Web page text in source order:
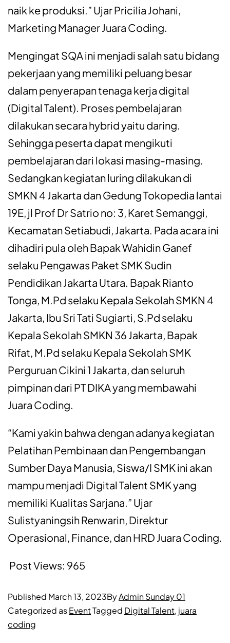
naik keproduksi.” UjarPricilia Johani,
Marketing ManagerJuara Coding.
Mengingat SQAini menjadi salahsatu bidang
pekerjaanyang memiliki peluang besar
dalam penyerapantenaga kerja digital
(Digital Talent). Proses pembelajaran
dilakukansecara hybridyaitu daring.
Sehingga peserta dapat mengikuti
pembelajarandari lokasi masing-masing.
Sedangkankegiatanluring dilakukandi
SMKN 4 Jakarta dan Gedung Tokopedia lantai
19E, jl Prof Dr Satrio no: 3, Karet Semanggi,
KecamatanSetiabudi, Jakarta. Pada acara ini
dihadiri pula oleh Bapak Wahidin Ganef
selaku Pengawas Paket SMK Sudin
Pendidikan Jakarta Utara. Bapak Rianto
Tonga, M.Pd selaku Kepala SekolahSMKN 4
Jakarta, Ibu Sri Tati Sugiarti, S.Pd selaku
Kepala SekolahSMKN 36 Jakarta, Bapak
Rifat, M.Pd selaku Kepala SekolahSMK
PerguruanCikini 1 Jakarta, danseluruh
pimpinandari PT DIKA yang membawahi
Juara Coding.
“Kami yakinbahwa denganadanya kegiatan
PelatihanPembinaandanPengembangan
SumberDaya Manusia, Siswa/I SMKini akan
mampu menjadi Digital Talent SMK yang
memiliki Kualitas Sarjana.” Ujar
SulistyaningsihRenwarin, Direktur
Operasional, Finance, dan HRD Juara Coding.
Post Views: 965
Published March 13, 2023ByAdmin Sunday 01
Categorized asEventTagged Digital Talent, juara
coding